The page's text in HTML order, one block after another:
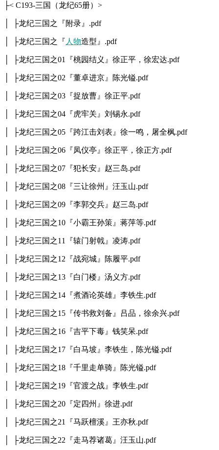
├< C193-三国（龙纪65册）>
│ ├龙纪三国之『附录』.pdf
│ ├龙纪三国之『 人物造型』.pdf
│ ├龙纪三国之01『桃园结义』徐正平，徐宏达.pdf
│ ├龙纪三国之02『董卓进京』陈光镒.pdf
│ ├龙纪三国之03『捉放曹』徐正平.pdf
│ ├龙纪三国之04『虎牢关』刘锡永.pdf
│ ├龙纪三国之05『跨江击刘表』徐一鸣，屠全枫.pdf
│ ├龙纪三国之06『凤仪亭』徐正平，徐正方.pdf
│ ├龙纪三国之07『犯长安』赵三岛.pdf
│ ├龙纪三国之08『三让徐州』汪玉山.pdf
│ ├龙纪三国之09『李郭交兵』赵三岛.pdf
│ ├龙纪三国之10『小霸王孙策』蒋萍等.pdf
│ ├龙纪三国之11『辕门射戟』凌涛.pdf
│ ├龙纪三国之12『战宛城』陈履平.pdf
│ ├龙纪三国之13『白门楼』汤义方.pdf
│ ├龙纪三国之14『煮酒论英雄』李铁生.pdf
│ ├龙纪三国之15『传书救刘备』吕品，徐余兴.pdf
│ ├龙纪三国之16『吉平下毒』钱笑呆.pdf
│ ├龙纪三国之17『白马坡』李铁生，陈光镒.pdf
│ ├龙纪三国之18『千里走单骑』陈光镒.pdf
│ ├龙纪三国之19『官渡之战』李铁生.pdf
│ ├龙纪三国之20『定四州』徐进.pdf
│ ├龙纪三国之21『马跃檀溪』王亦秋.pdf
│ ├龙纪三国之22『走马荐诸葛』汪玉山.pdf